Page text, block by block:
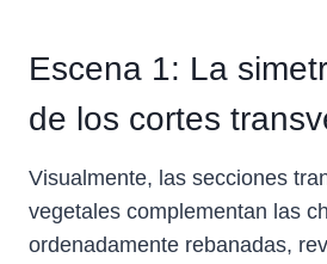
Escena 1: La
de los cortes
Visualmente, las secciones
vegetales complementan las
ordenadamente rebanadas,